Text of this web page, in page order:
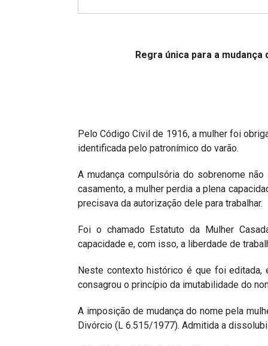
Regra única para a
Pelo Código Civil de 1916, a mulher foi
identificada pelo patronímico do varão.
A mudança compulsória do sobrenome
casamento, a mulher perdia a plena
precisava da autorização dele para trabalhar.
Foi o chamado Estatuto da Mulher
capacidade e, com isso, a liberdade de
Neste contexto histórico é que foi
consagrou o princípio da imutabilidade do
A imposição de mudança do nome pela
Divórcio (L 6.515/1977). Admitida a